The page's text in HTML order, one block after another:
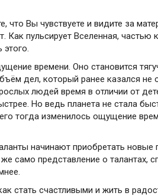
что Вы чувствуете и видите за
Как пульсирует Вселенная, частью
времени. Оно становится
дел, который ранее казался
людей время в отличии от
Но ведь планета не стала
тогда изменилось ощущение
начинают приобретать новые
само представление о талантах,
стать счастливыми и жить в